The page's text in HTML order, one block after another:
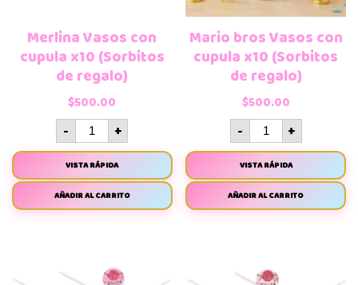
Merlina Vasos con
cupula x10 (Sorbitos
de regalo)
$500.00
- +
VISTA RÁPIDA
AÑADIR AL CARRITO
Mario bros Vasos con
cupula x10 (Sorbitos
de regalo)
$500.00
- +
VISTA RÁPIDA
AÑADIR AL CARRITO